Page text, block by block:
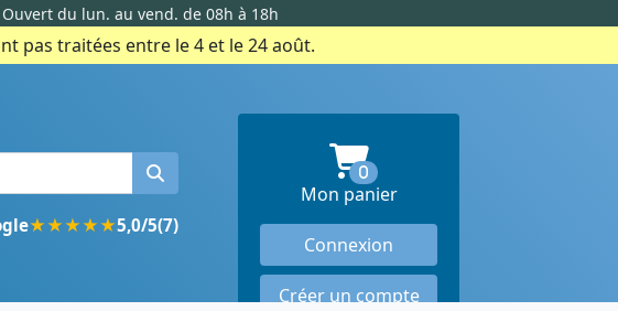
Ouvert du lun. au vend. de 08h à 18h
pas traitées entre le 4 et le 24 août.
★★★★★5,0/5(7)
0produits en panier
Mon panier
Connexion
Créer un compte